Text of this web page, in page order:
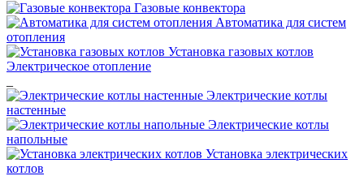
Газовые конвектора
Автоматика для систем
отопления
Установка газовых котлов
Электрическое отопление
Электрические котлы
настенные
Электрические котлы
напольные
Установка электрических
котлов